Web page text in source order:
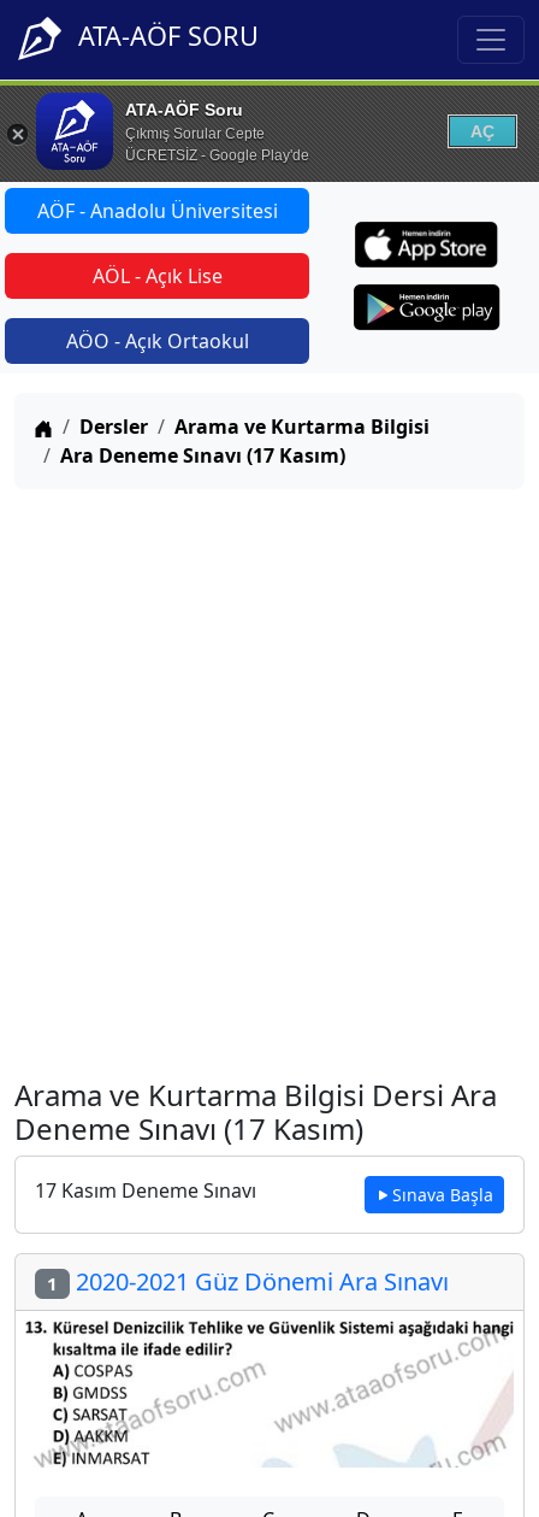
ATA-AÖF SORU
ATA-AÖF Soru
Çıkmış Sorular Cepte
ÜCRETSİZ - Google Play'de
AÇ
AÖF - Anadolu Üniversitesi
AÖL - Açık Lise
AÖO - Açık Ortaokul
Anasayfa
Dersler
Arama ve Kurtarma Bilgisi
Ara Deneme Sınavı (17 Kasım)
Arama ve Kurtarma Bilgisi Dersi Ara
Deneme Sınavı (17 Kasım)
17 Kasım Deneme Sınavı Sınava Başla
1 2020-2021 Güz Dönemi Ara Sınavı